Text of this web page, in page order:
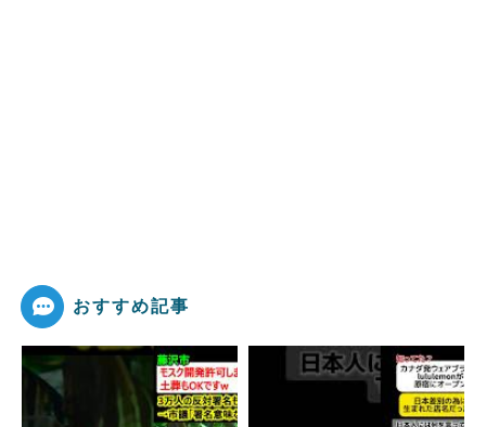
おすすめ記事